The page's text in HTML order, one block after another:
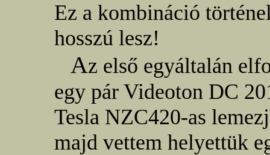
Ez a kombináció
hosszú lesz!
Az első egyáltalán
egy pár Videoton DC
Tesla NZC420-as
majd vettem helyettük